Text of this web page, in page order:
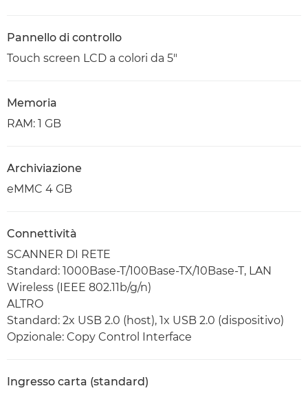
Pannello di controllo
Touch screen LCD a colori da 5"
Memoria
RAM: 1 GB
Archiviazione
eMMC 4 GB
Connettività
SCANNER DI RETE
Standard: 1000Base-T/100Base-TX/10Base-T, LAN
Wireless (IEEE 802.11b/g/n)
ALTRO
Standard: 2x USB 2.0 (host), 1x USB 2.0 (dispositivo)
Opzionale: Copy Control Interface
Ingresso carta (standard)